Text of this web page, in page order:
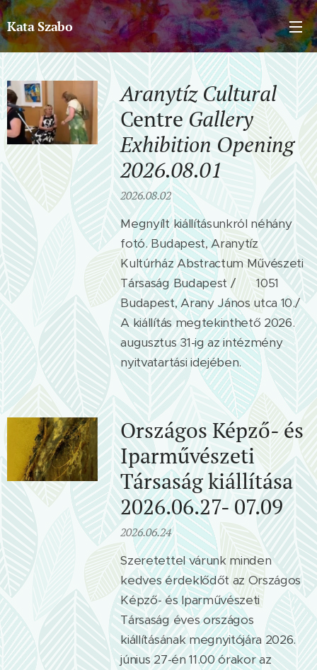
Kata Szabo
AranytízCultural
Centre Gallery
Exhibition Opening
2026.08.01
2026.08.02
Megnyílt kiállításunkról néhány
fotó. Budapest, Aranytíz
Kultúrház Abstractum Művészeti
Társaság Budapest / 🙂 1051
Budapest, Arany János utca 10./
A kiállítás megtekinthető 2026.
augusztus 31-ig az intézmény
nyitvatartási idejében.
Országos Képző- és
Iparművészeti
Társaság kiállítása
2026.06.27- 07.09
2026.06.24
Szeretettel várunk minden
kedves érdeklődőt az Országos
Képző- és Iparművészeti
Társaság éves országos
kiállításának megnyitójára 2026.
június 27-én 11.00 órakor az